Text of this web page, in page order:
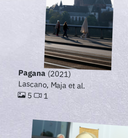
Pagana (2021)
Lascano, Maja et al.
5 1